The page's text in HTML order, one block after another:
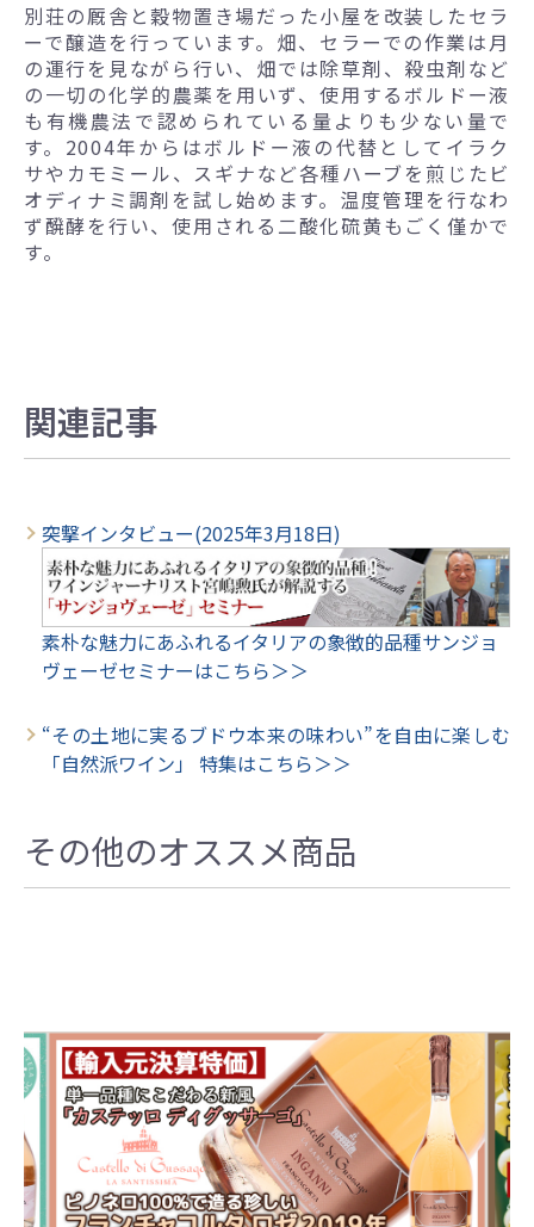
別荘の厩舎と穀物置き場だった小屋を改装したセラ
ーで醸造を行っています。畑、セラーでの作業は月
の運行を見ながら行い、畑では除草剤、殺虫剤など
の一切の化学的農薬を用いず、使用するボルドー液
も有機農法で認められている量よりも少ない量で
す。2004年からはボルドー液の代替としてイラク
サやカモミール、スギナなど各種ハーブを煎じたビ
オディナミ調剤を試し始めます。温度管理を行なわ
ず醗酵を行い、使用される二酸化硫黄もごく僅かで
す。
関連記事
突撃インタビュー(2025年3月18日)
素朴な魅力にあふれるイタリアの象徴的品種サンジョ
ヴェーゼセミナーはこちら＞＞
“その土地に実るブドウ本来の味わい”を自由に楽しむ
「自然派ワイン」 特集はこちら＞＞
その他のオススメ商品